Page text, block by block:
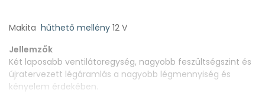
Makita hűthető mellény 12 V
Jellemzők
Két laposabb ventilátoregység, nagyobb feszültségszint és
újratervezett légáramlás a nagyobb légmennyiség és
kényelem érdekében.